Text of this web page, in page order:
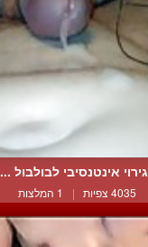
גירוי אינטנסיבי לבולבול ...
4035 צפיות | 1 המלצות